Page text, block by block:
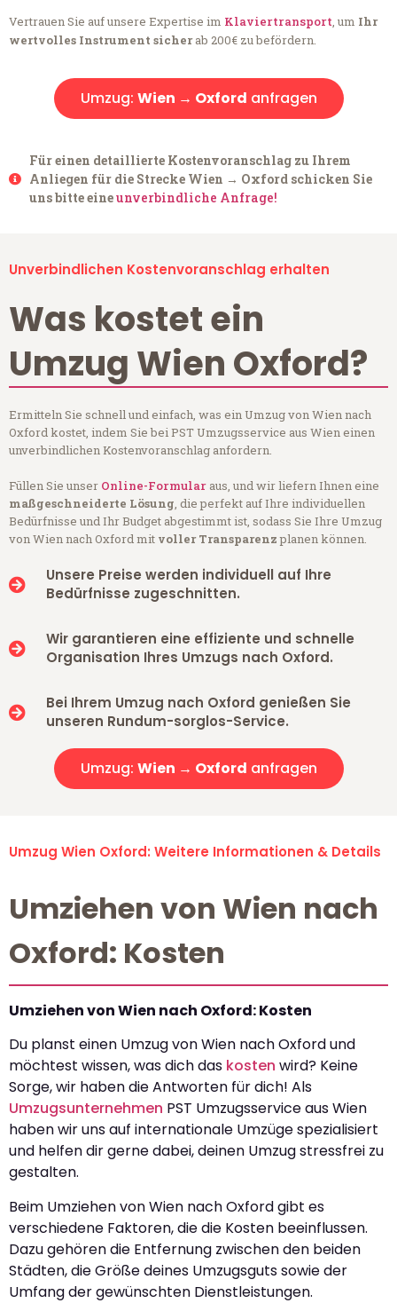
Vertrauen Sie auf unsere Expertise im Klaviertransport, um Ihr
wertvolles Instrument sicherab 200€ zu befördern.
Umzug: Wien → Oxford anfragen
Für einen detaillierte Kostenvoranschlag zu Ihrem
Anliegen für die Strecke Wien → Oxford schicken Sie
uns bitte eineunverbindliche Anfrage!
Unverbindlichen Kostenvoranschlag erhalten
Was kostet ein
Umzug Wien Oxford?
Ermitteln Sie schnell und einfach, was ein Umzug von Wien nach
Oxford kostet, indem Sie bei PST Umzugsservice aus Wien einen
unverbindlichen Kostenvoranschlag anfordern.
Füllen Sie unser Online-Formular aus, und wir liefern Ihnen eine
maßgeschneiderte Lösung, die perfekt auf Ihre individuellen
Bedürfnisse und Ihr Budget abgestimmt ist, sodass Sie Ihre Umzug
von Wien nach Oxford mit voller Transparenzplanen können.
Unsere Preise werden individuell auf Ihre
Bedürfnisse zugeschnitten.
Wir garantieren eine effiziente und schnelle
Organisation Ihres Umzugs nach Oxford.
Bei Ihrem Umzug nach Oxford genießen Sie
unseren Rundum-sorglos-Service.
Umzug: Wien → Oxford anfragen
Umzug Wien Oxford: Weitere Informationen & Details
Umziehen von Wien nach
Oxford: Kosten
Umziehen von Wien nach Oxford: Kosten
Du planst einen Umzug von Wien nach Oxford und
möchtest wissen, was dich das kosten wird? Keine
Sorge, wir haben die Antworten für dich! Als
Umzugsunternehmen PST Umzugsservice aus Wien
haben wir uns auf internationale Umzüge spezialisiert
und helfen dir gerne dabei, deinen Umzug stressfrei zu
gestalten.
Beim Umziehen von Wien nach Oxford gibt es
verschiedene Faktoren, die die Kosten beeinflussen.
Dazu gehören die Entfernung zwischen den beiden
Städten, die Größe deines Umzugsguts sowie der
Umfang der gewünschten Dienstleistungen.